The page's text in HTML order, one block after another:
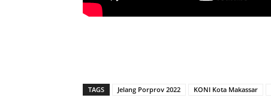
TAGS Jelang Porprov 2022 KONI Kota Makassar